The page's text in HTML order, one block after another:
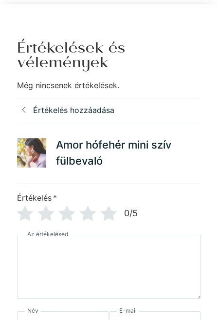
Értékelések és
vélemények
Még nincsenek értékelések.
Értékelés hozzáadása
Amor hófehér mini szív
fülbevaló
Értékelés *
0/5
Az értékelésed
Név E-mail